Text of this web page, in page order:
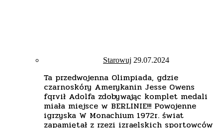
Starowuj 29.07.2024
Ta przedwojenna Olimpiada, gdzie
czarnoskóry Amerykanin Jesse Owens
fqrvił Adolfa zdobywając komplet medali
miała miejsce w BERLINIE!!! Powojenne
igrzyska W Monachium 1972r. świat
zapamiętał z rzezi izraelskich sportowców